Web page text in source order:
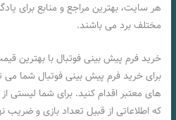
هر سایت، بهترین مراجع و منابع برای
مختلف برد می باشند.
خرید فرم پیش بینی فوتبال با بهترین
برای خرید فرم پیش بینی فوتبال شما می
های معتبر اقدام کنید. برای شما لیستی
که اطلاعاتی از قبیل تعداد بازی و